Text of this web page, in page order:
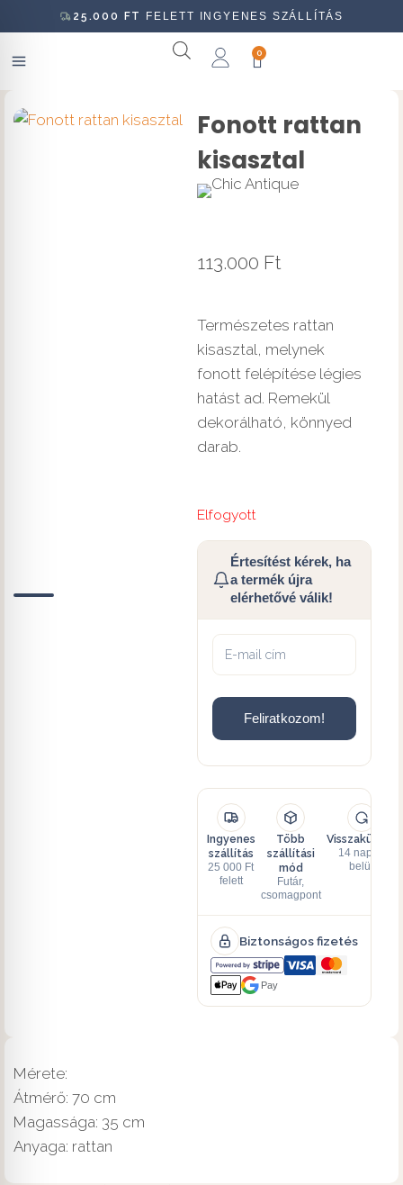
25.000 FT FELETT INGYENES SZÁLLÍTÁS
0
Fonott rattan
kisasztal
113.000 Ft
Természetes rattan
kisasztal, melynek
fonott felépítése légies
hatást ad. Remekül
dekorálható, könnyed
darab.
Elfogyott
Értesítést kérek, ha
a termék újra
elérhetővé válik!
Feliratkozom!
Ingyenes
szállítás
25 000 Ft
felett
Több
szállítási
mód
Futár,
csomagpont
Visszaküldés
14 napon
belül
Biztonságos fizetés
Pay
Mérete:
Átmérő: 70 cm
Magassága: 35 cm
Anyaga: rattan